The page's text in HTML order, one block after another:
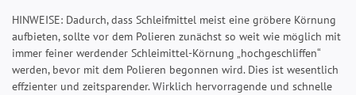
HINWEISE: Dadurch, dass Schleifmittel meist eine gröbere Körnung
aufbieten, sollte vor dem Polieren zunächst so weit wie möglich mit
immer feiner werdender Schleimittel-Körnung „hochgeschliffen“
werden, bevor mit dem Polieren begonnen wird. Dies ist wesentlich
effzienter und zeitsparender. Wirklich hervorragende und schnelle